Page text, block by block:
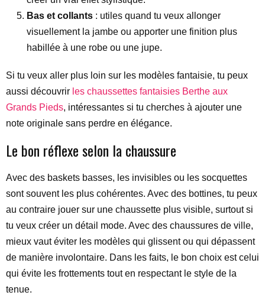
Bas et collants : utiles quand tu veux allonger
visuellement la jambe ou apporter une finition plus
habillée à une robe ou une jupe.
Si tu veux aller plus loin sur les modèles fantaisie, tu peux
aussi découvrir les chaussettes fantaisies Berthe aux
Grands Pieds, intéressantes si tu cherches à ajouter une
note originale sans perdre en élégance.
Le bon réflexe selon la chaussure
Avec des baskets basses, les invisibles ou les socquettes
sont souvent les plus cohérentes. Avec des bottines, tu peux
au contraire jouer sur une chaussette plus visible, surtout si
tu veux créer un détail mode. Avec des chaussures de ville,
mieux vaut éviter les modèles qui glissent ou qui dépassent
de manière involontaire. Dans les faits, le bon choix est celui
qui évite les frottements tout en respectant le style de la
tenue.